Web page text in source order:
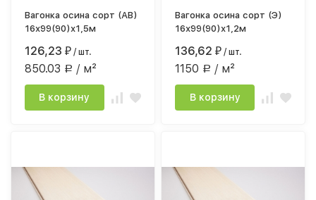
Вагонка осина сорт (АВ)
16х99(90)х1,5м
126,23₽ / шт.
850.03 Р / м²
В корзину
Вагонка осина сорт (Э)
16х99(90)х1,2м
136,62₽ / шт.
1150 Р / м²
В корзину